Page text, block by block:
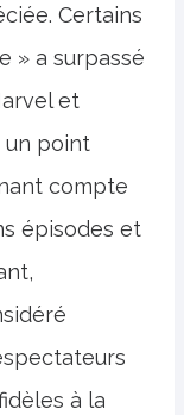
Certains
» a surpassé
et
un point
compte
épisodes et
à la